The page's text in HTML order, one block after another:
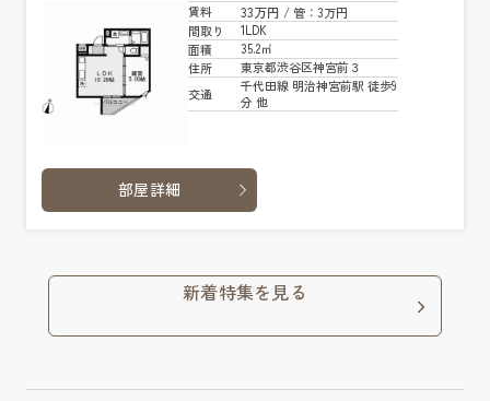
賃料 33万円 / 管：3万円
間取り
1LDK
面積
35.2㎡
住所
東京都渋谷区神宮前３
交通
千代田線 明治神宮前駅 徒歩9
分 他
部屋詳細
新着特集を見る